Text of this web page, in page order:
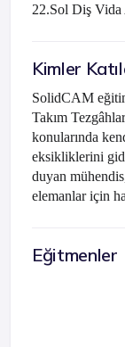
22.Sol Diş Vida
Kimler
SolidCAM
Takım
konularında
eksikliklerini
duyan
elemanlar için
Eğitmenler